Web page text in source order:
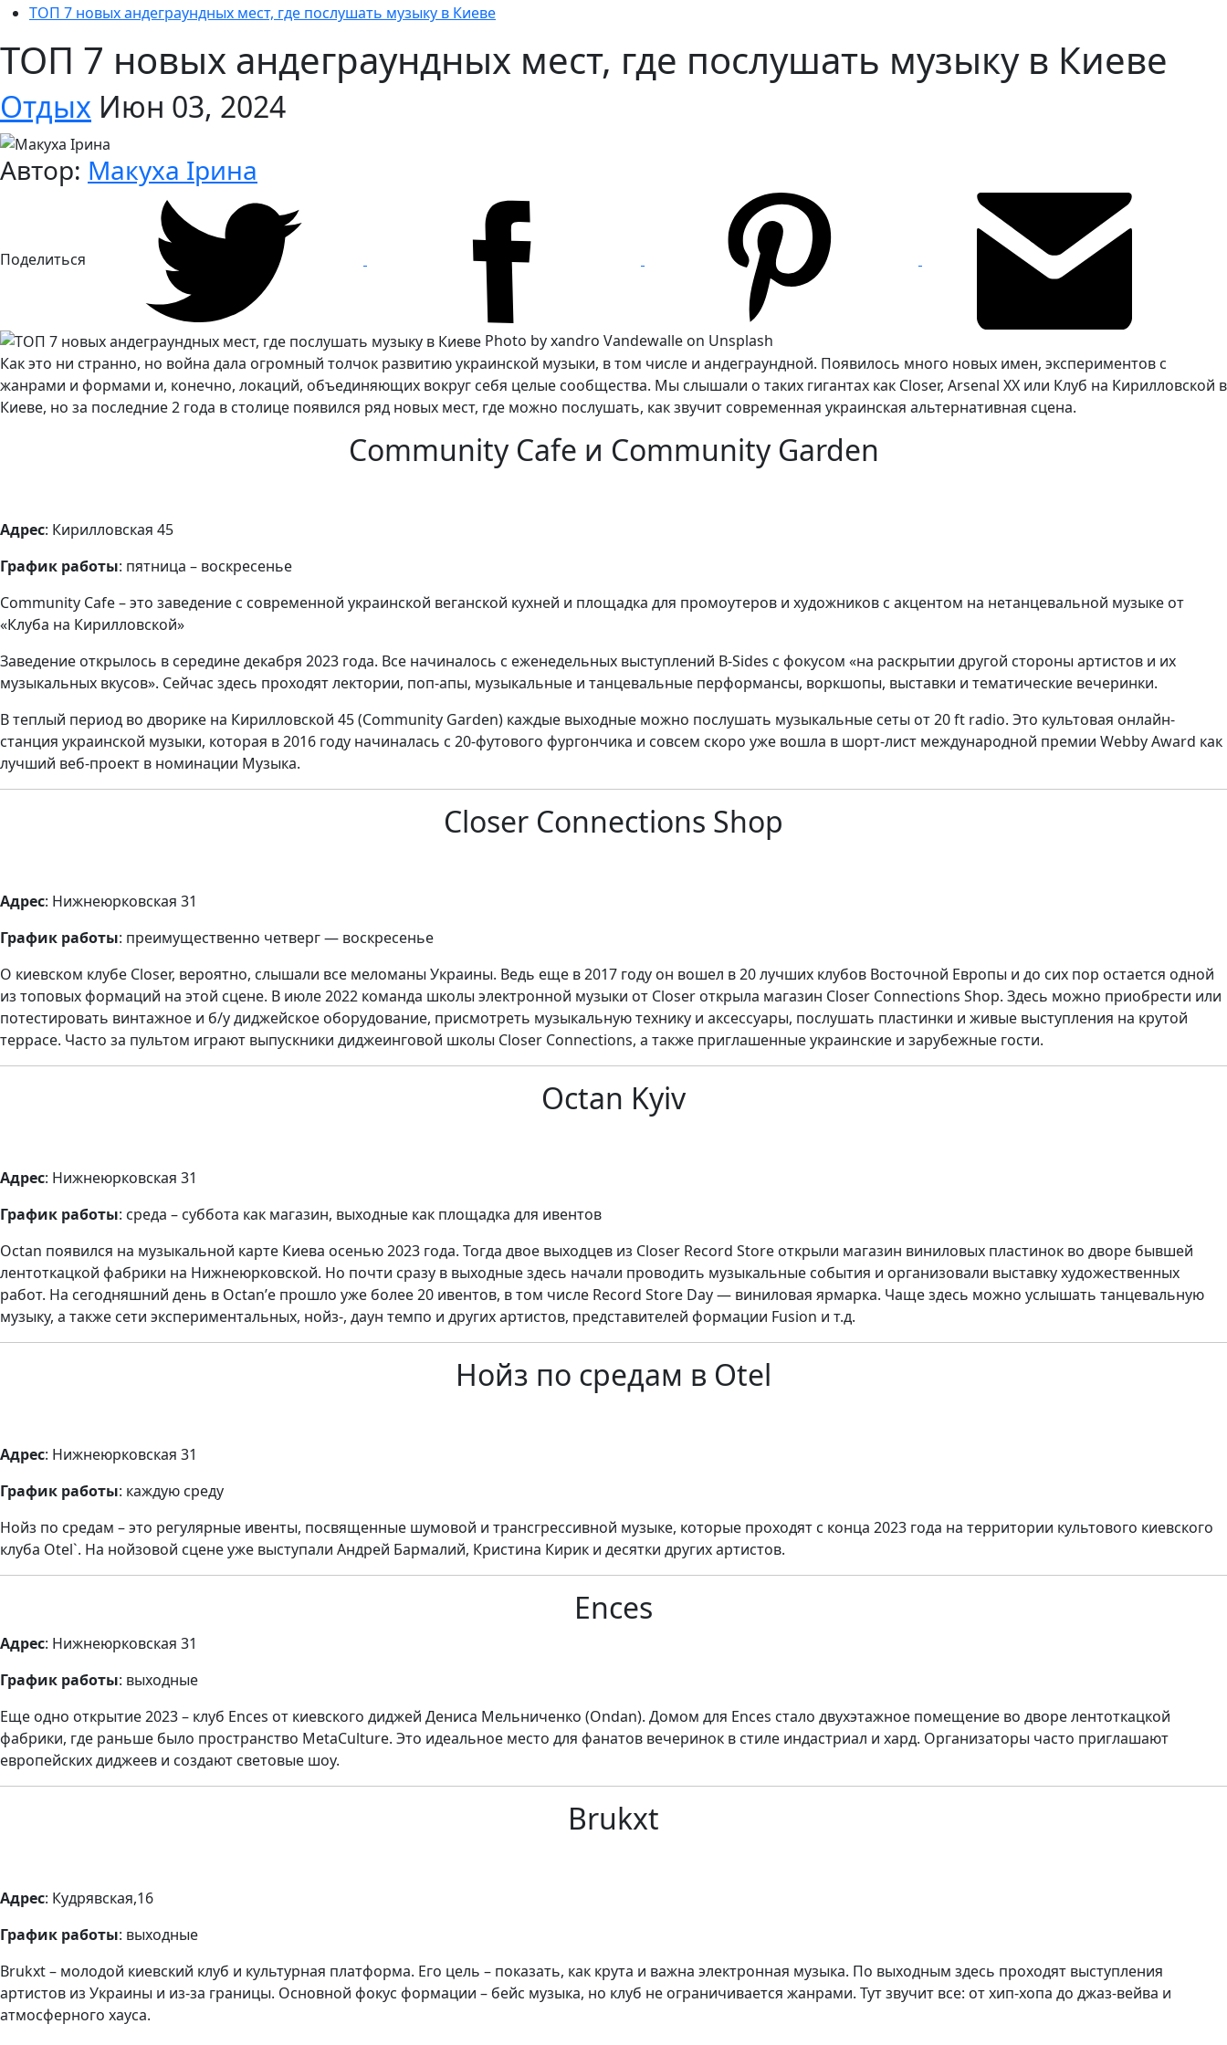
ТОП 7 новых андеграундных мест, где послушать музыку в Киеве
ТОП 7 новых андеграундных мест, где послушать музыку в Киеве
Отдых Июн 03, 2024
Автор: Макуха Ірина
Поделиться
Photo by xandro Vandewalle on Unsplash
Как это ни странно, но война дала огромный толчок развитию украинской музыки, в том числе и андеграундной. Появилось много новых имен, экспериментов с
жанрами и формами и, конечно, локаций, объединяющих вокруг себя целые сообщества. Мы слышали о таких гигантах как Closer, Arsenal XX или Клуб на Кирилловской в
​​Киеве, но за последние 2 года в столице появился ряд новых мест, где можно послушать, как звучит современная украинская альтернативная сцена.
Community Cafe и Community Garden
Адрес: Кирилловская 45
График работы: пятница – воскресенье
Community Cafe – это заведение с современной украинской веганской кухней и площадка для промоутеров и художников с акцентом на нетанцевальной музыке от
«Клуба на Кирилловской»
Заведение открылось в середине декабря 2023 года. Все начиналось с еженедельных выступлений B-Sides с фокусом «на раскрытии другой стороны артистов и их
музыкальных вкусов». Сейчас здесь проходят лектории, поп-апы, музыкальные и танцевальные перформансы, воркшопы, выставки и тематические вечеринки.
В теплый период во дворике на Кирилловской 45 (Community Garden) каждые выходные можно послушать музыкальные сеты от 20 ft radio. Это культовая онлайн-
станция украинской музыки, которая в 2016 году начиналась с 20-футового фургончика и совсем скоро уже вошла в шорт-лист международной премии Webby Award как
лучший веб-проект в номинации Музыка.
Closer Connections Shop
Адрес: Нижнеюрковская 31
График работы: преимущественно четверг — воскресенье
О киевском клубе Closer, вероятно, слышали все меломаны Украины. Ведь еще в 2017 году он вошел в 20 лучших клубов Восточной Европы и до сих пор остается одной
из топовых формаций на этой сцене. В июле 2022 команда школы электронной музыки от Closer открыла магазин Closer Connections Shop. Здесь можно приобрести или
потестировать винтажное и б/у диджейское оборудование, присмотреть музыкальную технику и аксессуары, послушать пластинки и живые выступления на крутой
террасе. Часто за пультом играют выпускники диджеинговой школы Closer Connections, а также приглашенные украинские и зарубежные гости.
Octan Kyiv
Адрес: Нижнеюрковская 31
График работы: среда – суббота как магазин, выходные как площадка для ивентов
Octan появился на музыкальной карте Киева осенью 2023 года. Тогда двое выходцев из Closer Record Store открыли магазин виниловых пластинок во дворе бывшей
лентоткацкой фабрики на Нижнеюрковской. Но почти сразу в выходные здесь начали проводить музыкальные события и организовали выставку художественных
работ. На сегодняшний день в Octan’е прошло уже более 20 ивентов, в том числе Record Store Day — виниловая ярмарка. Чаще здесь можно услышать танцевальную
музыку, а также сети экспериментальных, нойз-, даун темпо и других артистов, представителей формации Fusion и т.д.
Нойз по средам в Otel
Адрес: Нижнеюрковская 31
График работы: каждую среду
Нойз по средам – это регулярные ивенты, посвященные шумовой и трансгрессивной музыке, которые проходят с конца 2023 года на территории культового киевского
клуба Otel`. На нойзовой сцене уже выступали Андрей Бармалий, Кристина Кирик и десятки других артистов.
Ences
Адрес: Нижнеюрковская 31
График работы: выходные
Еще одно открытие 2023 – клуб Ences от киевского диджей Дениса Мельниченко (Ondan). Домом для Ences стало двухэтажное помещение во дворе лентоткацкой
фабрики, где раньше было пространство MetaCulture. Это идеальное место для фанатов вечеринок в стиле индастриал и хард. Организаторы часто приглашают
европейских диджеев и создают световые шоу.
Brukxt
Адрес: Кудрявская,16
График работы: выходные
Brukxt – молодой киевский клуб и культурная платформа. Его цель – показать, как крута и важна электронная музыка. По выходным здесь проходят выступления
артистов из Украины и из-за границы. Основной фокус формации – бейс музыка, но клуб не ограничивается жанрами. Тут звучит все: от хип-хопа до джаз-вейва и
атмосферного хауса.